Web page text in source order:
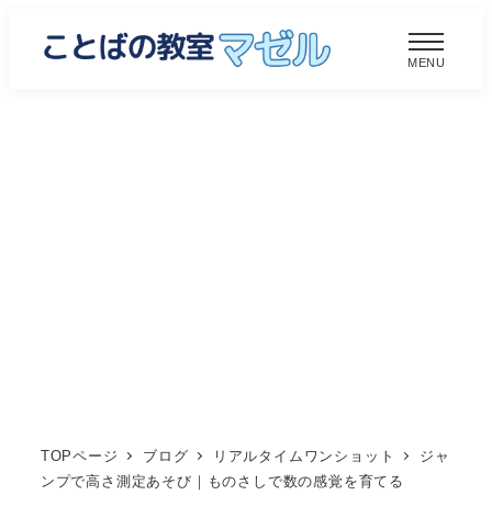
MENU
TOPページ ブログ リアルタイムワンショット
ジャ
ンプで高さ測定あそび｜ものさしで数の感覚を育てる